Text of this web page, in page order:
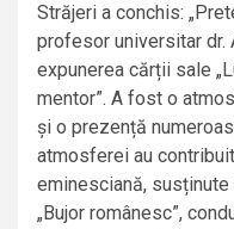
Străjeri a conchis:
profesor universitar dr.
expunerea cărții sale
mentor”. A fost o
și o prezență
atmosferei au
eminesciană,
„Bujor românesc”,